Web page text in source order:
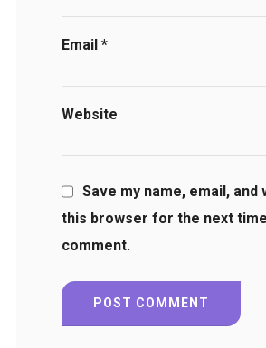
Email *
Website
Save my name, email, and
this browser for the next time I
comment.